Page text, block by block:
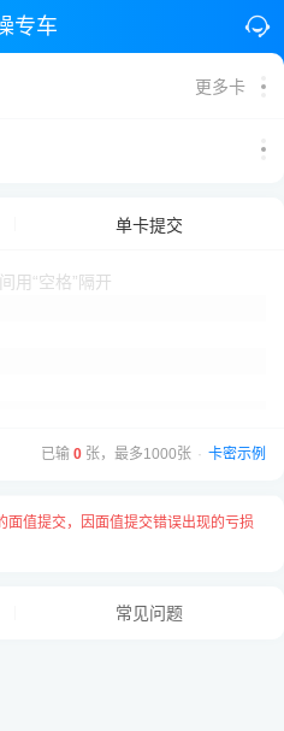
专车
更多卡
单卡提交
已输 0 张，最多1000张 · 卡密示例
值提交，因面值提交错误出现的亏损
常见问题
只需填写卡密，